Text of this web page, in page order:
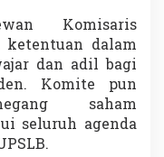
Komisaris
dalam
dan adil bagi
Komite pun
saham
seluruh agenda